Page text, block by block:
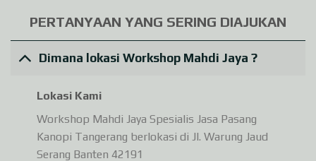
PERTANYAAN YANG SERING DIAJUKAN
Dimana lokasi Workshop Mahdi Jaya ?
Lokasi Kami
Workshop Mahdi Jaya Spesialis Jasa Pasang
Kanopi Tangerang berlokasi di Jl. Warung Jaud
Serang Banten 42191